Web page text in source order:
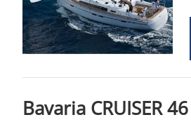
Bavaria CRUISER 46